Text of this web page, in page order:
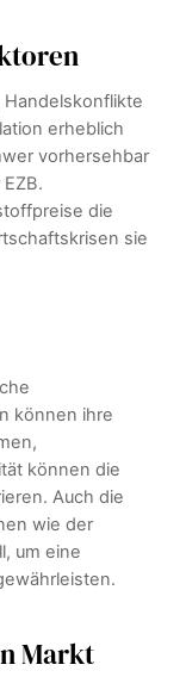
Handelskonflikte
erheblich
vorhersehbar
die
sie
können ihre
können die
Auch die
wie der
um eine
Markt